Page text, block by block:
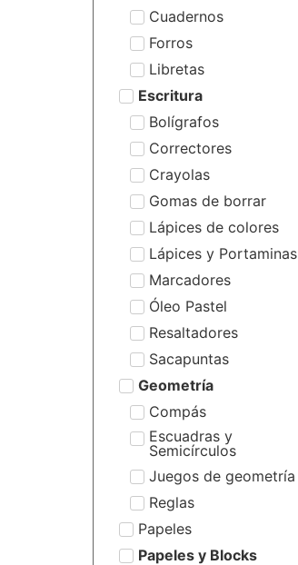
Cuadernos
Forros
Libretas
Escritura
Bolígrafos
Correctores
Crayolas
Gomas de borrar
Lápices de colores
Lápices y Portaminas
Marcadores
Óleo Pastel
Resaltadores
Sacapuntas
Geometría
Compás
Escuadras y
Semicírculos
Juegos de geometría
Reglas
Papeles
Papeles y Blocks